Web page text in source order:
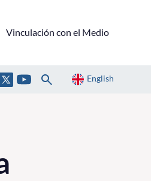
Vinculación con el Medio
English